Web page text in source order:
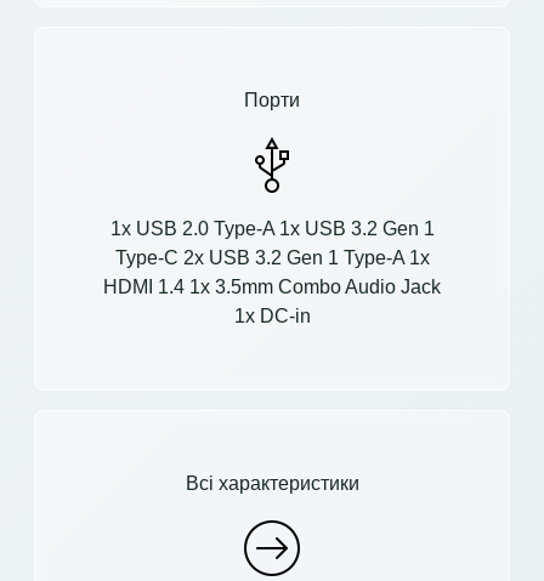
Порти
1x USB 2.0 Type-A 1x USB 3.2 Gen 1
Type-C 2x USB 3.2 Gen 1 Type-A 1x
HDMI 1.4 1x 3.5mm Combo Audio Jack
1x DC-in
Всі характеристики